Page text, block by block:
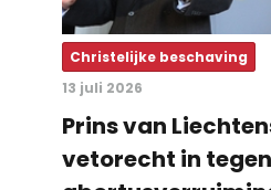
Christelijke beschaving
13 juli 2026
Prins van
vetorecht in tegen